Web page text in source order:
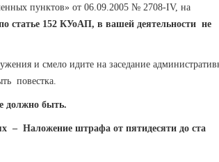
пунктов» от 06.09.2005 № 2708-IV, на
статье 152 КУоАП, в вашей деятельности не
и смело идите на заседание
повестка.
должно быть.
– Наложение штрафа от пятидесяти до ста